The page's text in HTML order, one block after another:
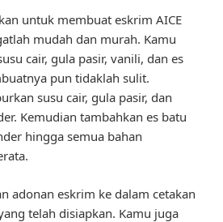
untuk membuat eskrim AICE
mudah dan murah. Kamu
cair, gula pasir, vanili, dan es
pun tidaklah sulit.
susu cair, gula pasir, dan
Kemudian tambahkan es batu
hingga semua bahan
adonan eskrim ke dalam cetakan
telah disiapkan. Kamu juga